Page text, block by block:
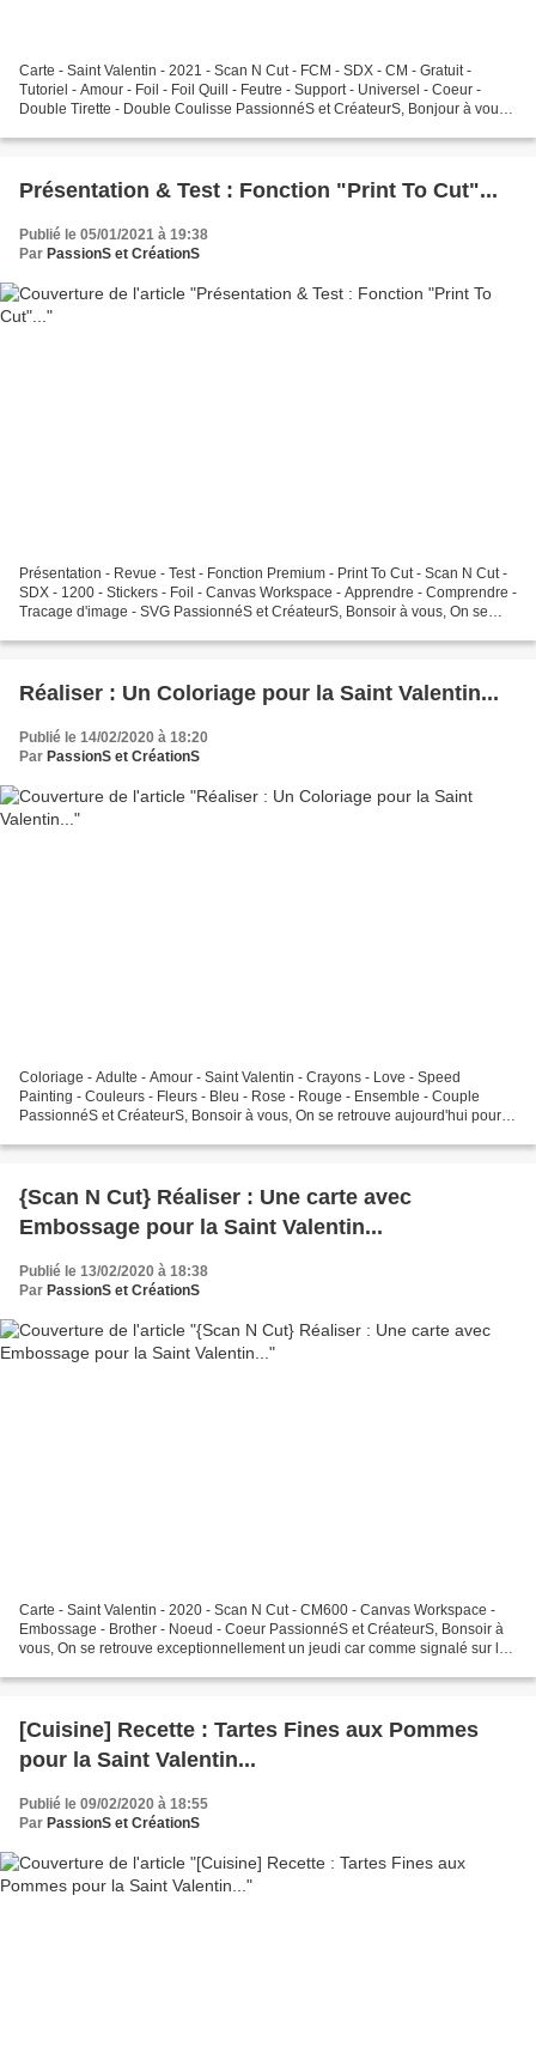
Carte - Saint Valentin - 2021 - Scan N Cut - FCM - SDX - CM - Gratuit -
Tutoriel - Amour - Foil - Foil Quill - Feutre - Support - Universel - Coeur -
Double Tirette - Double Coulisse PassionnéS et CréateurS, Bonjour à vous,
Présentation & Test : Fonction "Print To Cut"...
Publié le 05/01/2021 à 19:38
Par PassionS et CréationS
Présentation - Revue - Test - Fonction Premium - Print To Cut - Scan N Cut -
SDX - 1200 - Stickers - Foil - Canvas Workspace - Apprendre - Comprendre -
Tracage d'image - SVG PassionnéS et CréateurS, Bonsoir à vous, On se
Réaliser : Un Coloriage pour la Saint Valentin...
Publié le 14/02/2020 à 18:20
Par PassionS et CréationS
Coloriage - Adulte - Amour - Saint Valentin - Crayons - Love - Speed
Painting - Couleurs - Fleurs - Bleu - Rose - Rouge - Ensemble - Couple
PassionnéS et CréateurS, Bonsoir à vous, On se retrouve aujourd'hui pour
{Scan N Cut} Réaliser : Une carte avec
Embossage pour la Saint Valentin...
Publié le 13/02/2020 à 18:38
Par PassionS et CréationS
Carte - Saint Valentin - 2020 - Scan N Cut - CM600 - Canvas Workspace -
Embossage - Brother - Noeud - Coeur PassionnéS et CréateurS, Bonsoir à
vous, On se retrouve exceptionnellement un jeudi car comme signalé sur les
[Cuisine] Recette : Tartes Fines aux Pommes
pour la Saint Valentin...
Publié le 09/02/2020 à 18:55
Par PassionS et CréationS